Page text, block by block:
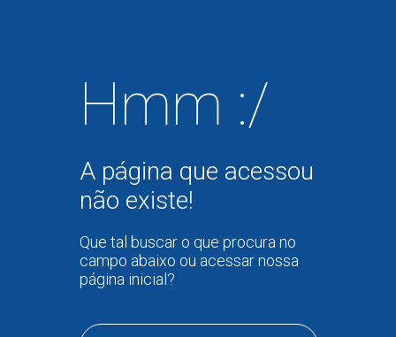
Hmm :/
A página que acessou
não existe!
Que tal buscar o que procura no
campo abaixo ou acessar nossa
página inicial?